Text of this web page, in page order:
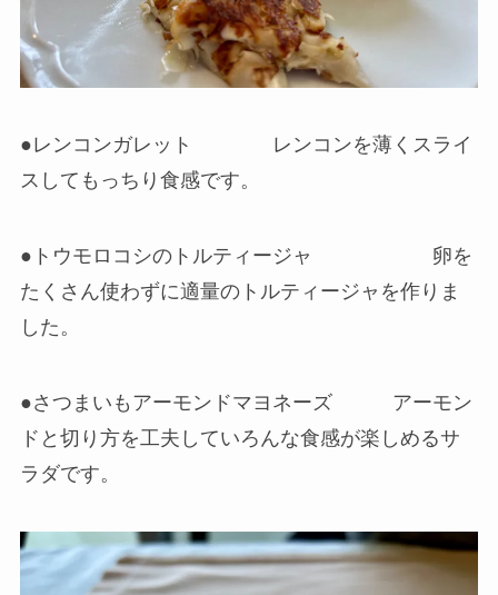
●レンコンガレット レンコンを薄くスライ
スしてもっちり食感です。
●トウモロコシのトルティージャ 卵を
たくさん使わずに適量のトルティージャを作りま
した。
●さつまいもアーモンドマヨネーズ アーモン
ドと切り方を工夫していろんな食感が楽しめるサ
ラダです。